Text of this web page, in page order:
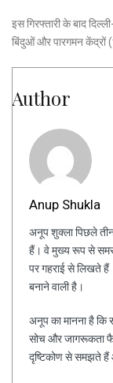
इस गिरफ्तारी के बाद
बिंदुओं और पारगमन केंद्रों
Author
Anup Shukla
अनूप शुक्ला पिछले
हैं। वे मुख्य रूप से
पर गहराई से लिखते
बनाने वाली है।
अनूप का मानना है कि
सोच और जागरूकता
दृष्टिकोण से समझते